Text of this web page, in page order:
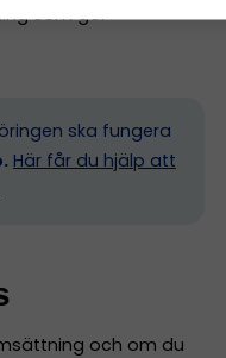
som gör
ska fungera
Här får du hjälp att
och om du